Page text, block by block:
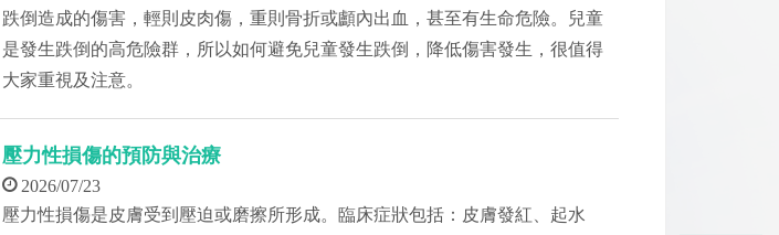
跌倒造成的傷害，輕則皮肉傷，重則骨折或顱內出血，甚至有生命危險。兒童
是發生跌倒的高危險群，所以如何避免兒童發生跌倒，降低傷害發生，很值得
大家重視及注意。
壓力性損傷的預防與治療
2026/07/23
壓力性損傷是皮膚受到壓迫或磨擦所形成。臨床症狀包括：皮膚發紅、起水